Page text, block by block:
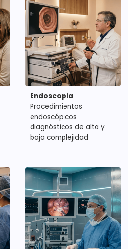
Endoscopia
Procedimientos
endoscópicos
diagnósticos de alta y
baja complejidad